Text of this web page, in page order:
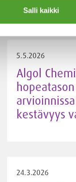
Salli kaikki
5.5.2026
Algol
hopeatason
kestävyys
24.3.2026